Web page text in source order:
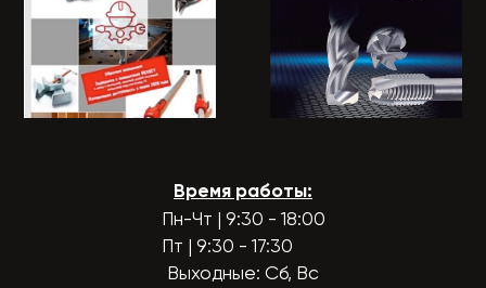
Время работы:
Пн-Чт | 9:30 - 18:00
Пт | 9:30 - 17:30
Выходные: Сб, Вс